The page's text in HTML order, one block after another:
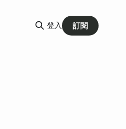
登入 訂閱